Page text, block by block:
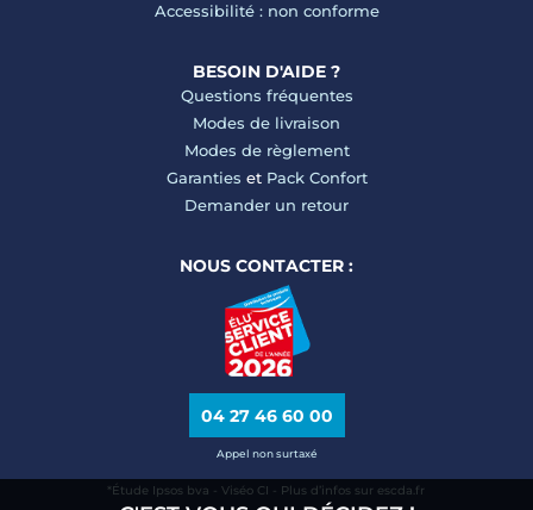
Accessibilité : non conforme
BESOIN D'AIDE ?
Questions fréquentes
Modes de livraison
Modes de règlement
Garanties et Pack Confort
Demander un retour
NOUS CONTACTER :
04 27 46 60 00
Appel non surtaxé
*Étude Ipsos bva - Viséo CI - Plus d’infos sur escda.fr